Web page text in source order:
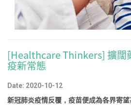
[Healthcare Thinkers] 擴闊
疫新常態
Date: 2020-10-12
新冠肺炎疫情反覆，疫苗便成為各界寄